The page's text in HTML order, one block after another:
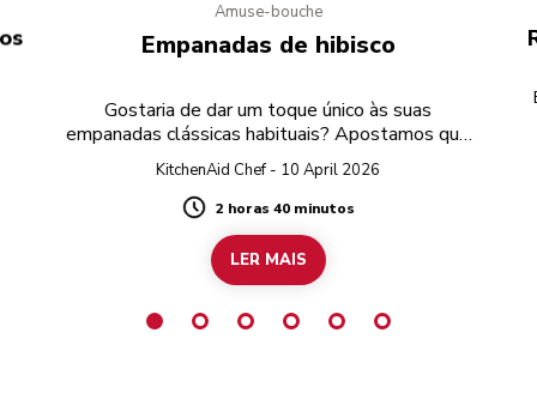
Amuse-bouche
Empanadas de hibisco
Gostaria de dar um toque único às suas
empanadas clássicas habituais? Apostamos que
nunca pensou no hibisco!
KitchenAid Chef - 10 April 2026
Duration
2 horas 40 minutos
LER MAIS